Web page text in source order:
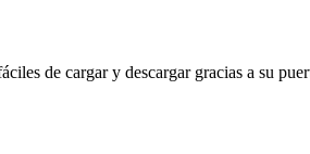
de cargar y descargar gracias a su